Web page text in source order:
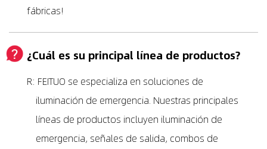
fábricas!
¿Cuál es su principal línea de productos?
R: FEITUO se especializa en soluciones de
iluminación de emergencia. Nuestras principales
líneas de productos incluyen iluminación de
emergencia, señales de salida, combos de